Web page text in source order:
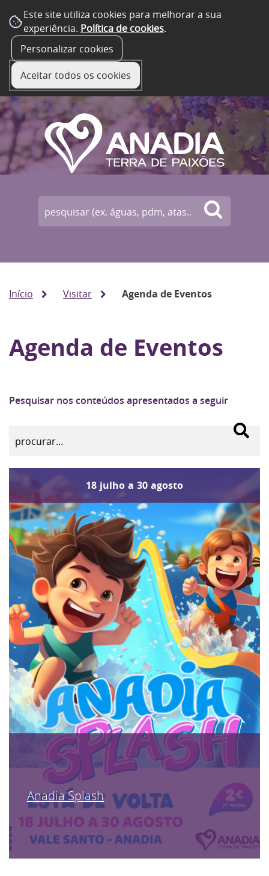
Este site utiliza cookies para melhorar a sua
experiência. Política de cookies.
Personalizar cookies
Aceitar todos os cookies
Início Visitar Agenda de Eventos
Agenda de Eventos
Pesquisar nos conteúdos apresentados a seguir
18 julho a 30 agosto
Anadia Splash